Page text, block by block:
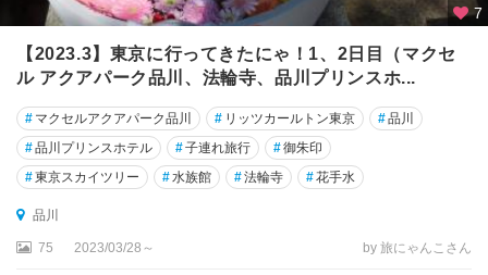
橋
練
・
赤
羽
中
・
7
【2023.3】東京に行ってきたにゃ！1、2日目（マクセ
ル アクアパーク品川、法輪寺、品川プリンスホ...
# マクセルアクアパーク品川 # リッツカールトン東京 #品川
#品川プリンスホテル #子連れ旅行 #御朱印
#東京スカイツリー #水族館 #法輪寺 #花手水
品川
75 2023/03/28～ by 旅にゃんこさん